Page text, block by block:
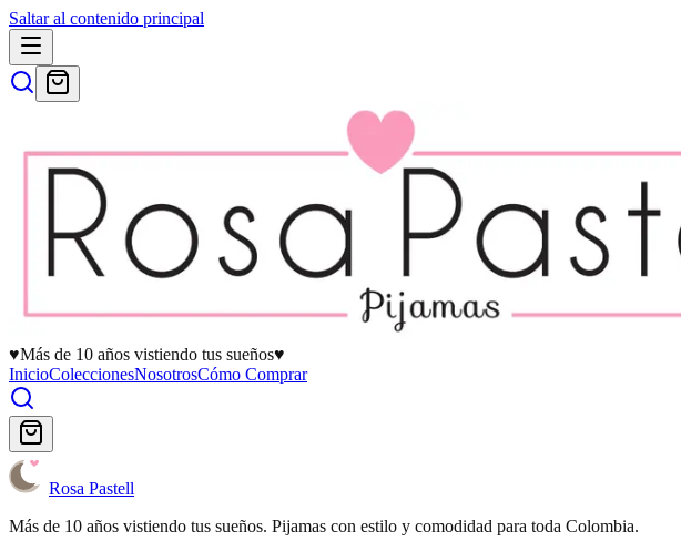
Saltar al contenido principal
♥Más de 10 años vistiendo tus sueños♥
InicioColeccionesNosotrosCómo Comprar
Rosa Pastell
Más de 10 años vistiendo tus sueños. Pijamas con estilo y comodidad para toda Colombia.